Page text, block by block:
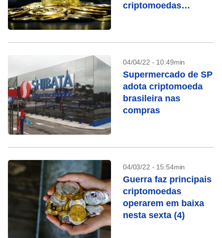
criptomoedas
04/04/22 - 10:49min
Supermercado de SP
adota criptomoeda
brasileira nas
compras
04/03/22 - 15:54min
Guerra faz principais
criptomoedas
operarem em baixa
nesta sexta (4)